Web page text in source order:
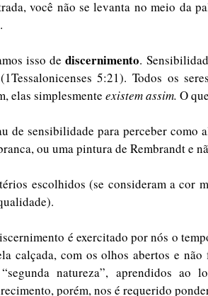
você não se levanta no meio da
isso de discernimento.
(1Tessalonicenses 5:21). Todos os
elas simplesmente existem assim. O
de sensibilidade para perceber como
ou uma pintura de Rembrandt e
escolhidos (se consideram a cor
é exercitado por nós o
calçada, com os olhos abertos e
natureza”, aprendidos ao
porém, nos é requerido